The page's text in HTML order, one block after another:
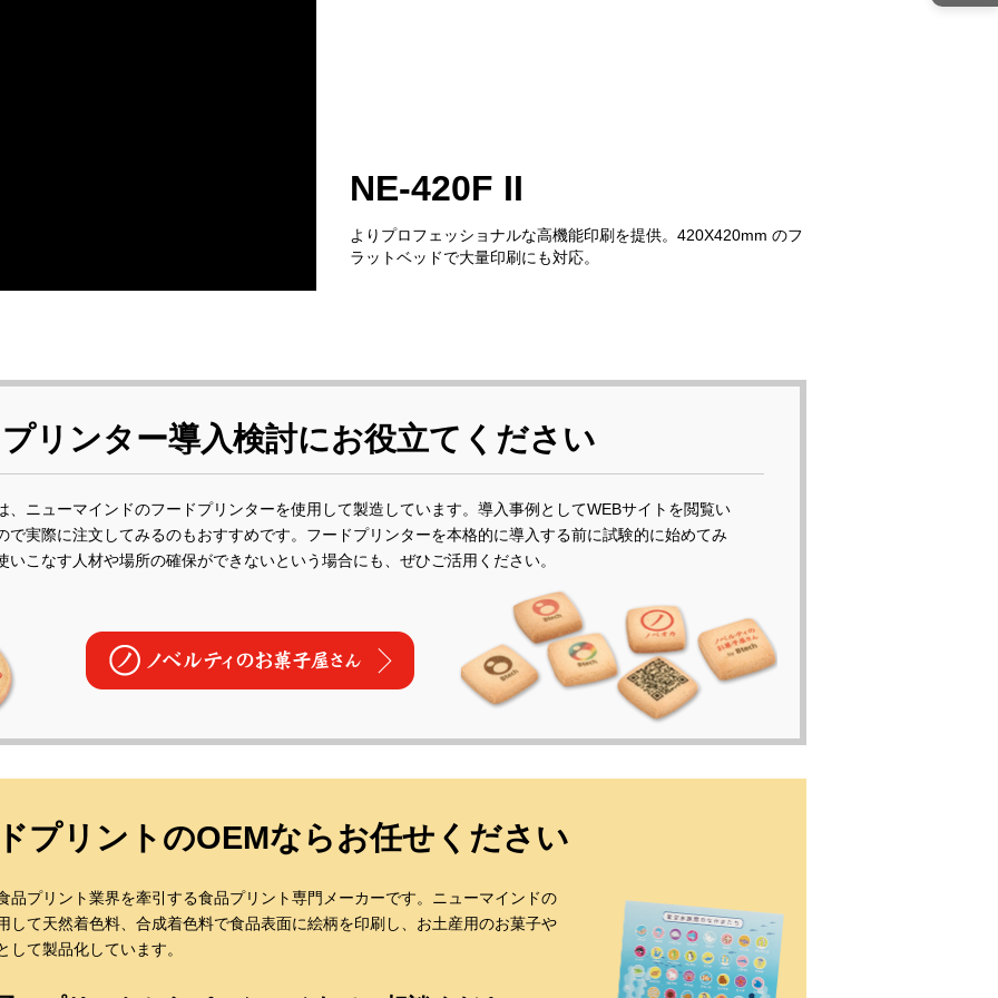
NE-420F II
よりプロフェッショナルな高機能印刷を提供。420X420mm のフ
ラットベッドで大量印刷にも対応。
リンター導入検討にお役立てください
、ニューマインドのフードプリンターを使用して製造しています。導入事例としてWEBサイトを閲覧い
で実際に注文してみるのもおすすめです。フードプリンターを本格的に導入する前に試験的に始めてみ
こなす人材や場所の確保ができないという場合にも、ぜひご活用ください。
プリントのOEMならお任せください
品プリント業界を牽引する食品プリント専門メーカーです。ニューマインドの
して天然着色料、合成着色料で食品表面に絵柄を印刷し、お土産用のお菓子や
して製品化しています。